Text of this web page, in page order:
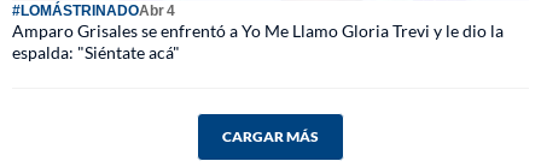
#LOMÁSTRINADOAbr 4
Amparo Grisales se enfrentó a Yo Me Llamo Gloria Trevi y le dio la
espalda: "Siéntate acá"
CARGAR MÁS